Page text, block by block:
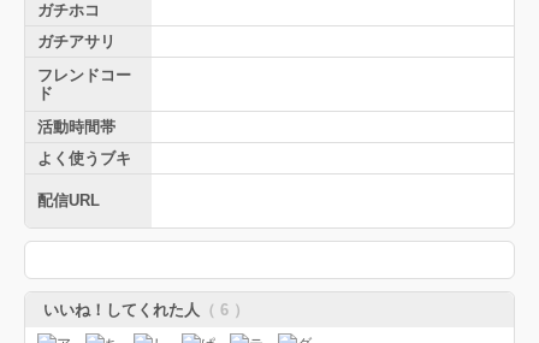
ガチホコ
ガチアサリ
フレンドコー
ド
活動時間帯
よく使うブキ
配信URL
いいね！してくれた人 （ 6 ）